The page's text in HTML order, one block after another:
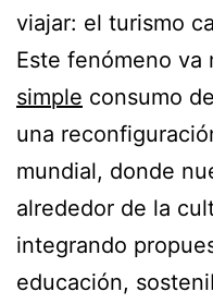
viajar: el turismo
Este fenómeno va
simple consumo
una
mundial, donde
alrededor de la
integrando
educación,